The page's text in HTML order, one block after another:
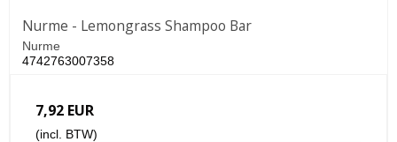
Nurme - Lemongrass Shampoo Bar
Nurme
4742763007358
7,92 EUR
(incl. BTW)